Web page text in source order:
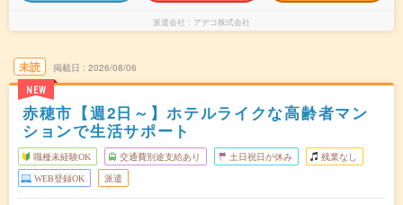
派遣会社 アデコ株式会社
未読
NEW
掲載日 2026/08/06
赤穂市【週2日～】ホテルライクな高齢者マン
ションで生活サポート
職種未経験OK 交通費別途支給あり 土日祝日が休み 残業なし
WEB登録OK 派遣